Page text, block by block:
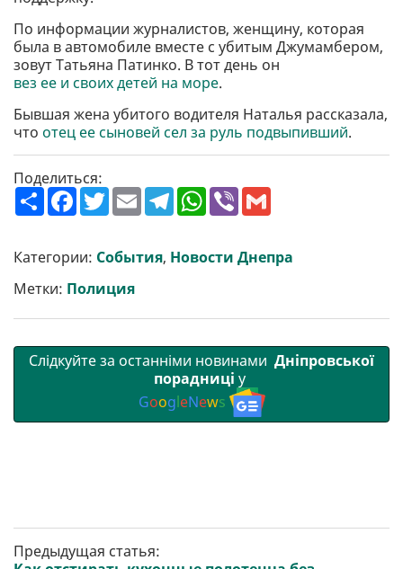
По информации журналистов, женщину, которая
была в автомобиле вместе с убитым Джумамбером,
зовут Татьяна Патинко. В тот день он
вез ее и своих детей на море.
Бывшая жена убитого водителя Наталья рассказала,
что отец ее сыновей сел за руль подвыпивший.
Поделиться:
П
о
р
и
т
и
F
a
b
o
o
k
T
w
t
e
r
E
m
l
T
e
g
r
W
h
s
A
V
r l
Категории: События, Новости Днепра
Метки: Полиция
Слідкуйте за останніми новинами Дніпровської
порадниці у
GoogleNews
Предыдущая статья: